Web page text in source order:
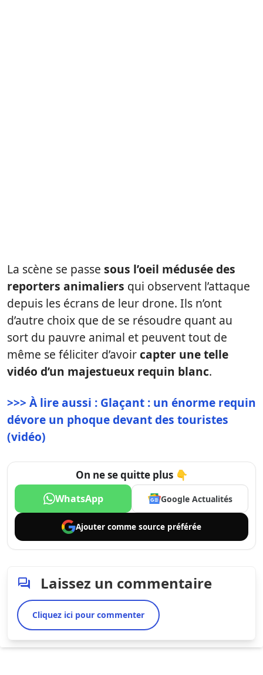
La scène se passe sous l’oeil méduséedes
reporters animaliers qui observent l’attaque
depuis les écrans de leur drone. Ils n’ont
d’autre choix que de se résoudre quant au
sort du pauvre animal et peuvent tout de
même se féliciter d’avoircapter une telle
vidéo d’un majestueux requin blanc.
>>> À lire aussi : Glaçant : un énorme requin
dévore un phoque devant des touristes
(vidéo)
On ne se quitte plus 👇
WhatsApp Google Actualités
Ajouter comme source préférée
Laissez un commentaire
Cliquez ici pour commenter